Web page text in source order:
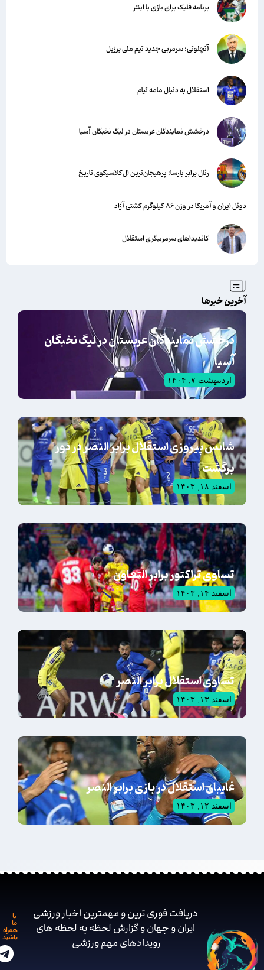
برنامه فلیک برای بازی با اینتر
آنچلوتی؛ سرمربی جدید تیم ملی برزیل
استقلال به دنبال مامه تیام
درخشش نمایندگان عربستان در لیگ نخبگان آسیا
رئال برابر بارسا؛ پرهیجان‌‌ترین ال‌کلاسیکوی تاریخ
دوئل ایران و آمریکا در وزن ۸۶ کیلوگرم کشتی آزاد
کاندیداهای سرمربیگری استقلال
آخرین خبرها
درخشش نمایندگان عربستان در لیگ نخبگان
آسیا
اردیبهشت ۷, ۱۴۰۴
شانس پیروزی استقلال برابر النصر در دور
برگشت
اسفند ۱۸, ۱۴۰۳
تساوی تراکتور برابر التعاون
اسفند ۱۴, ۱۴۰۳
تساوی استقلال برابر النصر
اسفند ۱۳, ۱۴۰۳
غایبان استقلال در بازی برابر النصر
اسفند ۱۲, ۱۴۰۳
دریافت فوری ترین و مهمترین اخبار ورزشی
ایران و جهان و گزارش لحظه به لحظه های
رویدادهای مهم ‌ورزشی
همراه
باشید